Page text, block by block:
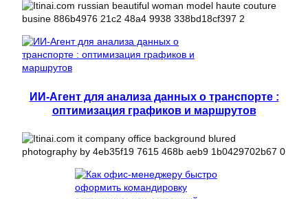
ИИ-Агент для анализа данных о транспорте :
оптимизация графиков и маршрутов